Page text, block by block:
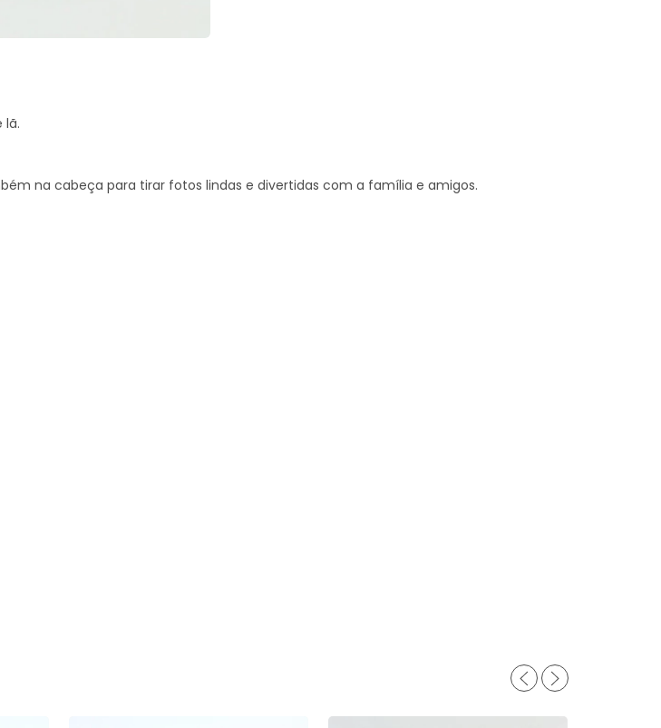
lã.
na cabeça para tirar fotos lindas e divertidas com a família e amigos.